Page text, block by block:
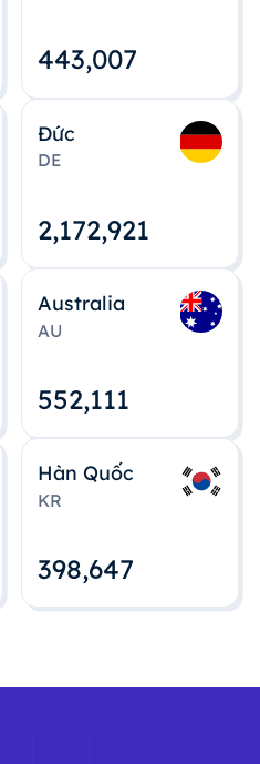
443,008
Đức
DE
2,172,922
Australia
AU
552,112
Hàn Quốc
KR
398,648